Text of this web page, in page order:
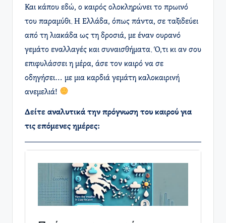
Και κάπου εδώ, ο καιρός ολοκληρώνει το πρωινό
του παραμύθι. Η Ελλάδα, όπως πάντα, σε ταξιδεύει
από τη λιακάδα ως τη δροσιά, με έναν ουρανό
γεμάτο εναλλαγές και συναισθήματα. Ό,τι κι αν σου
επιφυλάσσει η μέρα, άσε τον καιρό να σε
οδηγήσει… με μια καρδιά γεμάτη καλοκαιρινή
ανεμελιά!
Δείτε αναλυτικά την πρόγνωση του καιρού για
τις επόμενες ημέρες: